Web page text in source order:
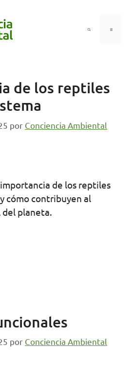
Menú
de los reptiles
por Conciencia Ambiental
de los reptiles
cómo contribuyen al
planeta.
por Conciencia Ambiental